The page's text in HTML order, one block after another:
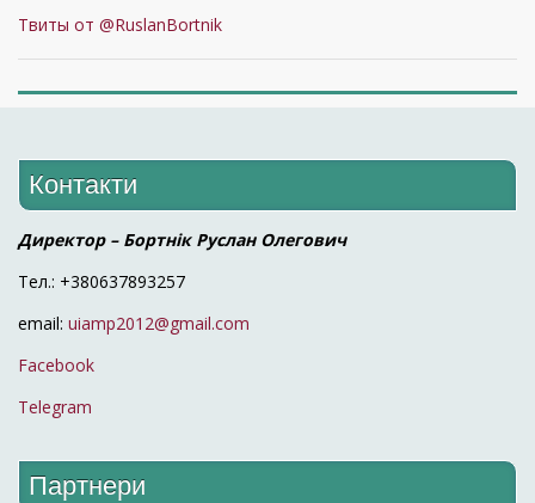
Твиты от @RuslanBortnik
Контакти
Директор – Бортнік Руслан Олегович
Тел.: +380637893257
email: uiamp2012@gmail.com
Facebook
Telegram
Партнери